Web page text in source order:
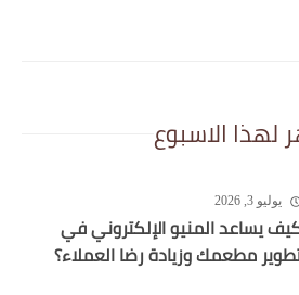
الاسبوع
3, 2026
يساعد المنيو الإلكتروني في
مطعمك وزيادة رضا العملاء؟